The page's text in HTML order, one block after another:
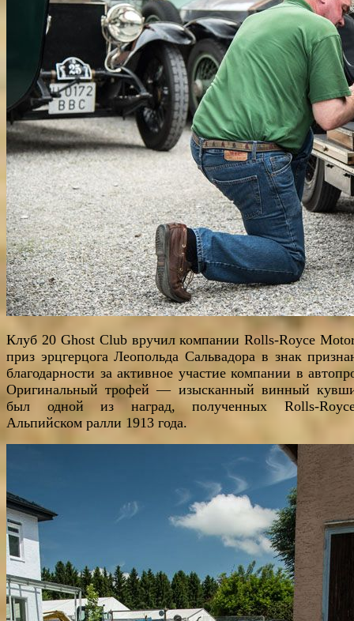
Клуб 20 Ghost Club вручил компании Rolls-Royce
приз эрцгерцога Леопольда Сальвадора в знак
благодарности за активное участие компании в
Оригинальный трофей — изысканный винный
был одной из наград, полученных Rolls-
Альпийском ралли 1913 года.